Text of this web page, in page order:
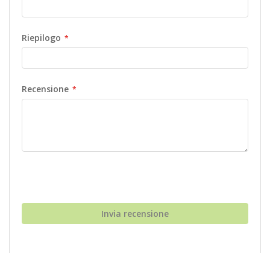
Riepilogo
Recensione
Invia recensione